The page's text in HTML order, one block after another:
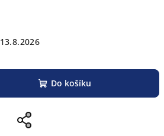
13.8.2026
Do košíku